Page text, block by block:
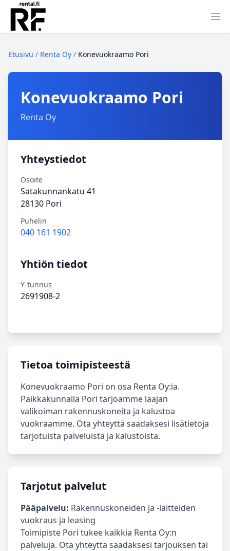
Etusivu / Renta Oy / Konevuokraamo Pori
Konevuokraamo Pori
Renta Oy
Yhteystiedot
Osoite
Satakunnankatu 41
28130 Pori
Puhelin
040 161 1902
Yhtiön tiedot
Y-tunnus
2691908-2
Tietoa toimipisteestä
Konevuokraamo Pori on osa Renta Oy:ia.
Paikkakunnalla Pori tarjoamme laajan
valikoiman rakennuskoneita ja kalustoa
vuokraamme. Ota yhteyttä saadaksesi lisätietoja
tarjotuista palveluista ja kalustoista.
Tarjotut palvelut
Pääpalvelu: Rakennuskoneiden ja -laitteiden
vuokraus ja leasing
Toimipiste Pori tukee kaikkia Renta Oy:n
palveluja. Ota yhteyttä saadaksesi tarjouksen tai